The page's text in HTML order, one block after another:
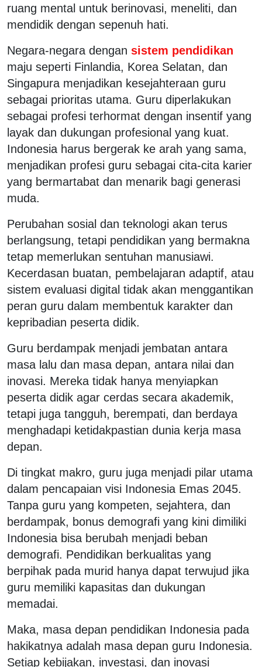
ruang mental untuk berinovasi, meneliti, dan
mendidik dengan sepenuh hati.
Negara-negara dengan sistem pendidikan
maju seperti Finlandia, Korea Selatan, dan
Singapura menjadikan kesejahteraan guru
sebagai prioritas utama. Guru diperlakukan
sebagai profesi terhormat dengan insentif yang
layak dan dukungan profesional yang kuat.
Indonesia harus bergerak ke arah yang sama,
menjadikan profesi guru sebagai cita-cita karier
yang bermartabat dan menarik bagi generasi
muda.
Perubahan sosial dan teknologi akan terus
berlangsung, tetapi pendidikan yang bermakna
tetap memerlukan sentuhan manusiawi.
Kecerdasan buatan, pembelajaran adaptif, atau
sistem evaluasi digital tidak akan menggantikan
peran guru dalam membentuk karakter dan
kepribadian peserta didik.
Guru berdampak menjadi jembatan antara
masa lalu dan masa depan, antara nilai dan
inovasi. Mereka tidak hanya menyiapkan
peserta didik agar cerdas secara akademik,
tetapi juga tangguh, berempati, dan berdaya
menghadapi ketidakpastian dunia kerja masa
depan.
Di tingkat makro, guru juga menjadi pilar utama
dalam pencapaian visi Indonesia Emas 2045.
Tanpa guru yang kompeten, sejahtera, dan
berdampak, bonus demografi yang kini dimiliki
Indonesia bisa berubah menjadi beban
demografi. Pendidikan berkualitas yang
berpihak pada murid hanya dapat terwujud jika
guru memiliki kapasitas dan dukungan
memadai.
Maka, masa depan pendidikan Indonesia pada
hakikatnya adalah masa depan guru Indonesia.
Setiap kebijakan, investasi, dan inovasi